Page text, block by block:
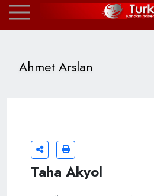
Ahmet Arslan
Taha Akyol